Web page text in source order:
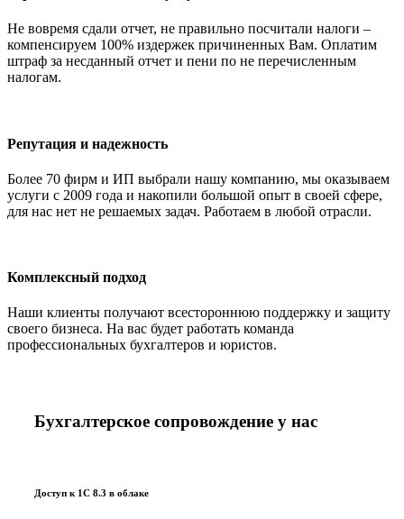
Не вовремя сдали отчет, не правильно посчитали налоги –
компенсируем 100% издержек причиненных Вам. Оплатим
штраф за несданный отчет и пени по не перечисленным
налогам.
Репутация и надежность
Более 70 фирм и ИП выбрали нашу компанию, мы оказываем
услуги с 2009 года и накопили большой опыт в своей сфере,
для нас нет не решаемых задач. Работаем в любой отрасли.
Комплексный подход
Наши клиенты получают всестороннюю поддержку и защиту
своего бизнеса. На вас будет работать команда
профессиональных бухгалтеров и юристов.
Бухгалтерское сопровождение у нас
Доступ к 1С 8.3 в облаке